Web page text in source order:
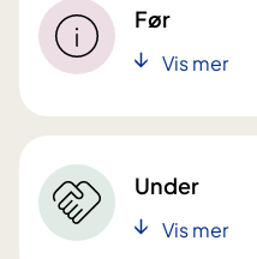
Før
Vis mer
Under
Vis mer